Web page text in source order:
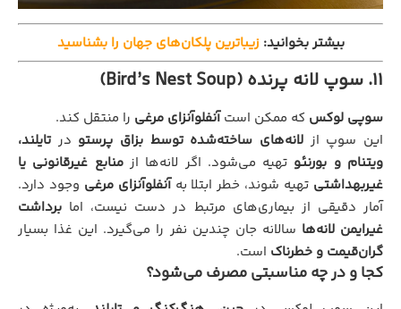
بیشتر بخوانید: زیباترین پلکان‌های جهان را بشناسید
11. سوپ لانه پرنده (Bird’s Nest Soup)
سوپی لوکس که ممکن استآنفلوآنزای مرغی را منتقل کند.
این سوپ از لانه‌های ساخته‌شده توسط بزاق پرستو در تایلند،
ویتنام و بورنئو تهیه می‌شود. اگر لانه‌ها ازمنابع غیرقانونی یا
غیربهداشتی تهیه شوند، خطر ابتلا بهآنفلوآنزای مرغی وجود دارد.
آمار دقیقی از بیماری‌های مرتبط در دست نیست، اما برداشت
غیرایمن لانه‌ها سالانه جان چندین نفر را می‌گیرد. این غذا بسیار
گران‌قیمت و خطرناک است.
کجا و در چه مناسبتی مصرف می‌شود؟